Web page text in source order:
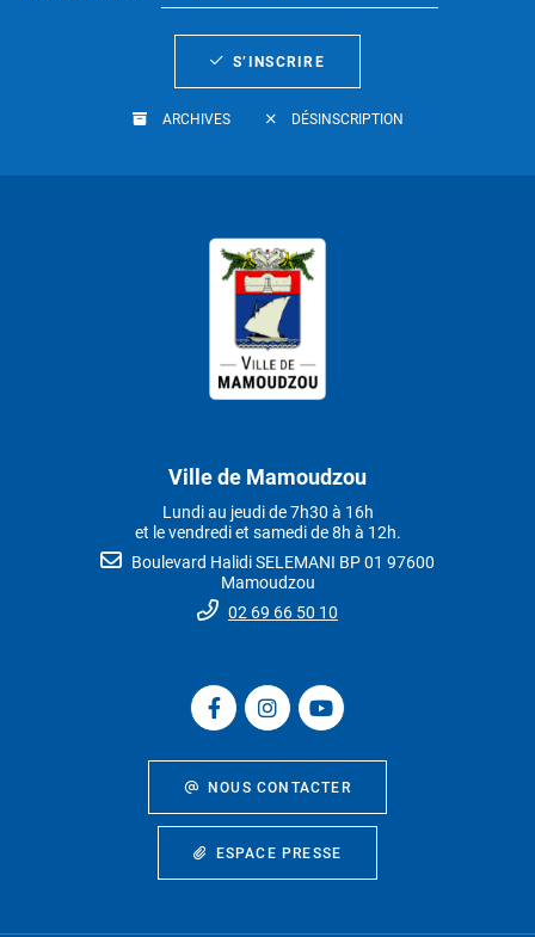
S’INSCRIRE
ARCHIVES DÉSINSCRIPTION
Ville de Mamoudzou
Lundi au jeudi de 7h30 à 16h
et le vendredi et samedi de 8h à 12h.
Boulevard Halidi SELEMANI BP 01 97600
Mamoudzou
02 69 66 50 10
NOUS CONTACTER
ESPACE PRESSE